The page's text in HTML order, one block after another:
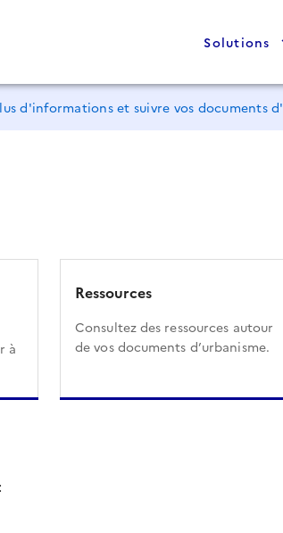
Solutions
d'informations et suivre vos documents
à
Ressources
Consultez des ressources autour
de vos documents d’urbanisme.